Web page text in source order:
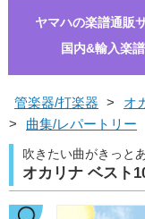
ヤマハの楽譜通販
国内&輸入楽
管楽器/打楽器 >
オ
>
曲集/レパートリー
吹きたい曲がきっと
オカリナ ベスト